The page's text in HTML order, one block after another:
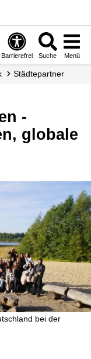
Barrierefrei Suche Menü
Städtepartner
globale
bei der